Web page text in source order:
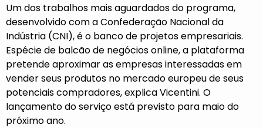
Um dos trabalhos mais aguardados do programa,
desenvolvido com a Confederação Nacional da
Indústria (CNI), é o banco de projetos empresariais.
Espécie de balcão de negócios online, a plataforma
pretende aproximar as empresas interessadas em
vender seus produtos no mercado europeu de seus
potenciais compradores, explica Vicentini. O
lançamento do serviço está previsto para maio do
próximo ano.